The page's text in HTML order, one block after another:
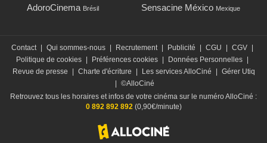
AdoroCinema Brésil Sensacine México Mexique
Contact Qui sommes-nous Recrutement Publicité CGU CGV
Politique de cookies
Préférences cookies Données Personnelles
Revue de presse
Charte d'écriture Les services AlloCiné
Gérer Utiq
©AlloCiné
Retrouvez tous les horaires et infos de votre cinéma sur le numéro AlloCiné :
0 892 892 892(0,90€/minute)